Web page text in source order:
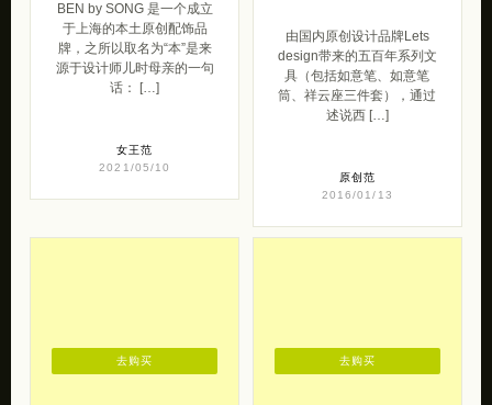
BEN by SONG 是一个成立
于上海的本土原创配饰品
牌，之所以取名为“本”是来
源于设计师儿时母亲的一句
话： […]
女王范
2021/05/10
由国内原创设计品牌Lets
design带来的五百年系列文
具（包括如意笔、如意笔
筒、祥云座三件套），通过
述说西 […]
原创范
2016/01/13
去购买 去购买